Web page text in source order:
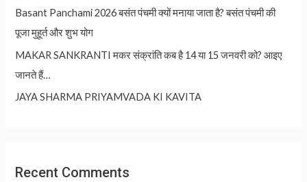
Basant Panchami 2026 बसंत पंचमी क्यों मनाया जाता है? बसंत पंचमी की
पूजा मुहूर्त और शुभ योग
MAKAR SANKRANTI मकर संक्रांति कब है 14 या 15 जनवरी को? आइए
जानते हैं…
JAYA SHARMA PRIYAMVADA KI KAVITA
Recent Comments